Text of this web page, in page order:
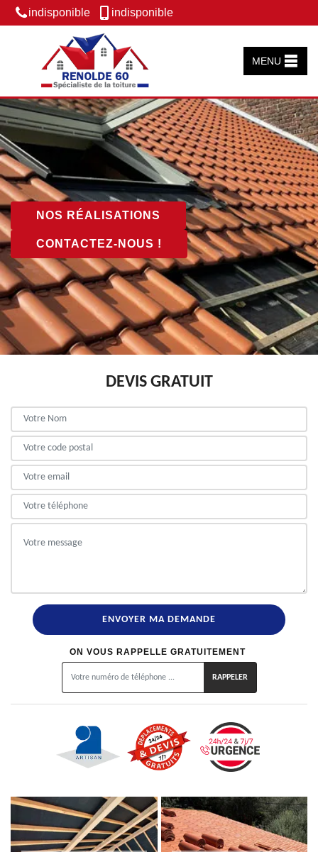
indisponible indisponible
MENU
NOS RÉALISATIONS
CONTACTEZ-NOUS !
DEVIS GRATUIT
ON VOUS RAPPELLE GRATUITEMENT